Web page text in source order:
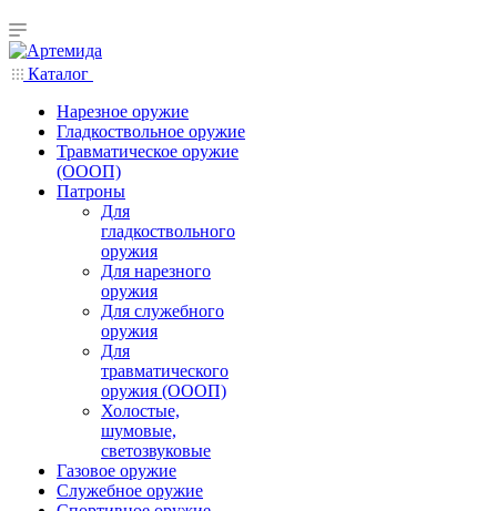
Каталог
Нарезное оружие
Гладкоствольное оружие
Травматическое оружие
(ОООП)
Патроны
Для
гладкоствольного
оружия
Для нарезного
оружия
Для служебного
оружия
Для
травматического
оружия (ОООП)
Холостые,
шумовые,
светозвуковые
Газовое оружие
Служебное оружие